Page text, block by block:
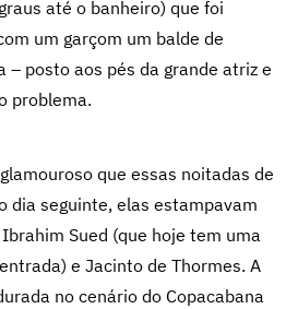
até o banheiro) que foi
um garçom um balde de
– posto aos pés da grande atriz e
problema.
que essas noitadas de
dia seguinte, elas estampavam
Sued (que hoje tem uma
e Jacinto de Thormes. A
no cenário do Copacabana